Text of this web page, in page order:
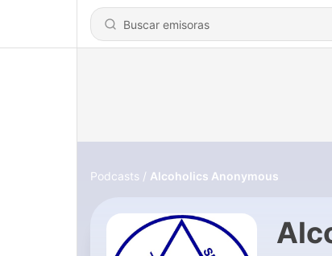
Podcasts Alcoholics Anonymous